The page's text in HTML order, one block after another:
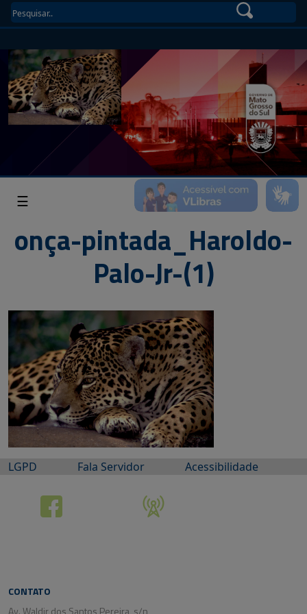
☰
onça-pintada_Haroldo-
Palo-Jr-(1)
LGPD Fala Servidor Acessibilidade
CONTATO
Av. Waldir dos Santos Pereira, s/n